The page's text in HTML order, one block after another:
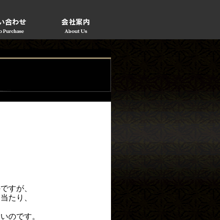
すが、
たり、
のです。